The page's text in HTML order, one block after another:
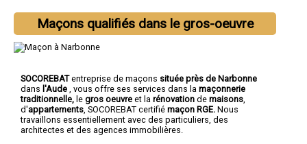
Maçons qualifiés dans le gros-oeuvre
SOCOREBATentreprise de maçons située près de Narbonne
dans l'Aude , vous offre ses services dans la maçonnerie
traditionnelle, le gros oeuvre et la rénovation de maisons
d'appartements , SOCOREBAT certifié maçon RGE. Nous
travaillons essentiellement avec des particuliers, des
architectes et des agences immobilières.